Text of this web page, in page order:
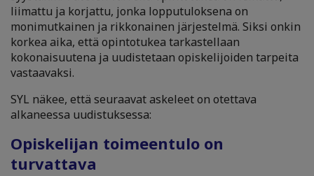
liimattu ja korjattu, jonka lopputuloksena on
monimutkainen ja rikkonainen järjestelmä. Siksi onkin
korkea aika, että opintotukea tarkastellaan
kokonaisuutena ja uudistetaan opiskelijoiden tarpeita
vastaavaksi.
SYL näkee, että seuraavat askeleet on otettava
alkaneessa uudistuksessa:
Opiskelijan toimeentulo on
turvattava